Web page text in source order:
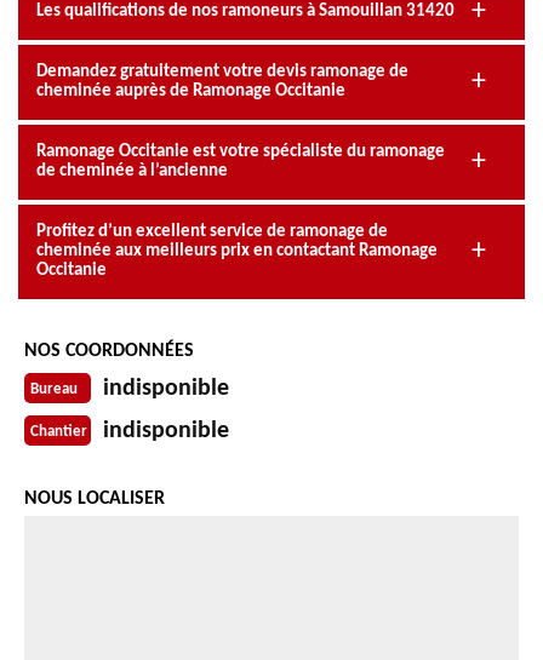
Les qualifications de nos ramoneurs à Samouillan 31420
Demandez gratuitement votre devis ramonage de
cheminée auprès de Ramonage Occitanie
Ramonage Occitanie est votre spécialiste du ramonage
de cheminée à l’ancienne
Profitez d’un excellent service de ramonage de
cheminée aux meilleurs prix en contactant Ramonage
Occitanie
NOS COORDONNÉES
Bureau indisponible
Chantier indisponible
NOUS LOCALISER